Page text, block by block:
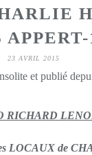
23 AVRIL 2015
et publié
RICHARD
LOCAUX de